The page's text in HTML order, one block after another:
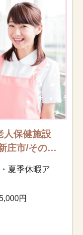
保健施設
庄市/その他/
夏季休暇ア
円